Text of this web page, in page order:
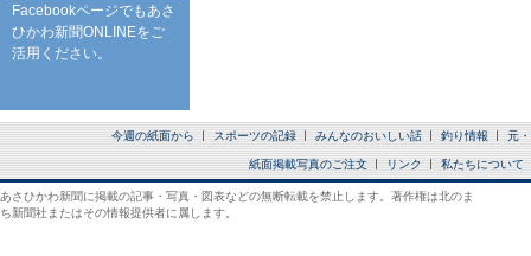
Facebookページでもあさ
ひかわ新聞ONLINEをご
活用ください。
今週の紙面から スポーツの記録 みんなのおいしい話 釣り情報 元
紙面掲載写真のご注文 リンク 私たちについて
あさひかわ新聞に掲載の記事・写真・図表などの無断転載を禁止します。著作権は北のま
ち新聞社またはその情報提供者に属します。